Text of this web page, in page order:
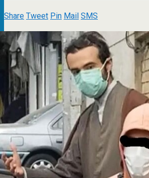
ShareTweetPinMailSMS